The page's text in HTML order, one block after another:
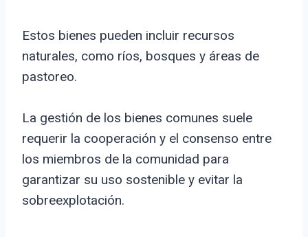
Estos bienes pueden incluir recursos
naturales, como ríos, bosques y áreas de
pastoreo.
La gestión de los bienes comunes suele
requerir la cooperación y el consenso entre
los miembros de la comunidad para
garantizar su uso sostenible y evitar la
sobreexplotación.